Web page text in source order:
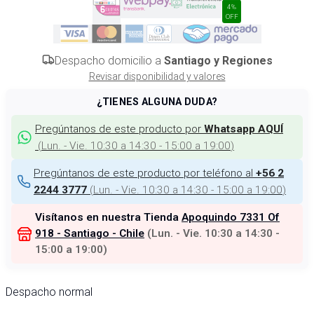
4%
OFF
Despacho domicilio a Santiago y Regiones
Revisar disponibilidad y valores
¿TIENES ALGUNA DUDA?
Pregúntanos de este producto por Whatsapp AQUÍ
(Lun. - Vie. 10:30 a 14:30 - 15:00 a 19:00)
Pregúntanos de este producto por teléfono al +56 2
2244 3777 (Lun. - Vie. 10:30 a 14:30 - 15:00 a 19:00)
Visítanos en nuestra Tienda Apoquindo 7331 Of
918 - Santiago - Chile (Lun. - Vie. 10:30 a 14:30 -
15:00 a 19:00)
Despacho normal